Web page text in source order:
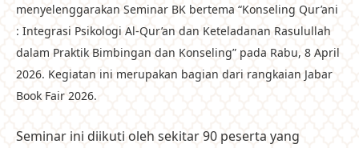
menyelenggarakan Seminar BK bertema “Konseling Qur’ani
: Integrasi Psikologi Al-Qur’an dan Keteladanan Rasulullah
dalam Praktik Bimbingan dan Konseling” pada Rabu, 8 April
2026. Kegiatan ini merupakan bagian dari rangkaian Jabar
Book Fair 2026.
Seminar ini diikuti oleh sekitar 90 peserta yang